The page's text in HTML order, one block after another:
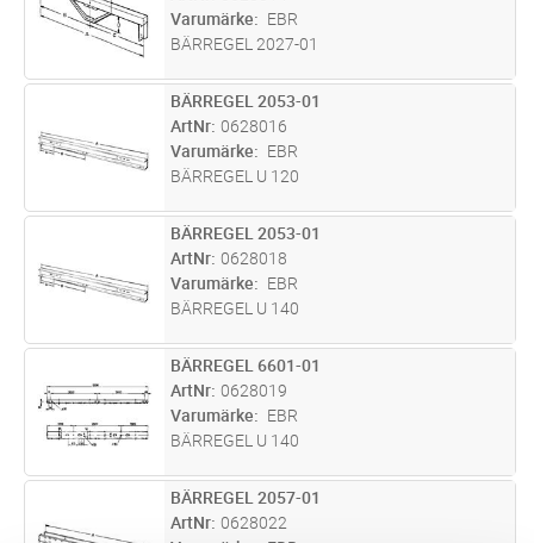
Varumärke
EBR
BÄRREGEL 2027-01
ST Lägg i kundvagn
BÄRREGEL 2053-01
ArtNr 0628016
Varumärke
EBR
BÄRREGEL U 120
ST Lägg i kundvagn
BÄRREGEL 2053-01
ArtNr 0628018
Varumärke
EBR
BÄRREGEL U 140
ST Lägg i kundvagn
BÄRREGEL 6601-01
ArtNr 0628019
Varumärke
EBR
BÄRREGEL U 140
ST Lägg i kundvagn
BÄRREGEL 2057-01
ArtNr 0628022